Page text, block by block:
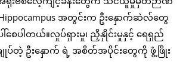
အတွင်းက ဦးနှောက်ဆဲလ်တွေ
ါ်စေပါတယ်။လှုပ်ရှားမှု၊ ညှိနှိုင်းမှုနှင့် ရေရှည်
ပ်တဲ့ ဦးနှောက် ရဲ့ အစိတ်အပိုင်းတွေကို ဖွံ့ဖြိုး